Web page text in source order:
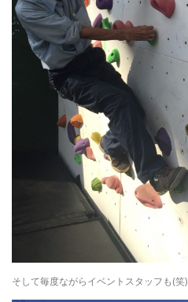
そして毎度ながらイベントスタッフも(笑)